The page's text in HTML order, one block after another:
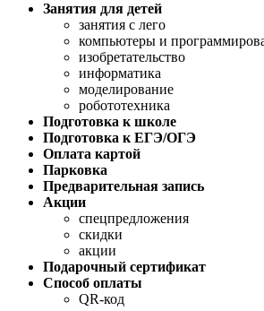
Занятия для детей
занятия с лего
компьютеры и
изобретательство
информатика
моделирование
робототехника
Подготовка к школе
Подготовка к ЕГЭ/ОГЭ
Оплата картой
Парковка
Предварительная запись
Акции
спецпредложения
скидки
акции
Подарочный сертификат
Способ оплаты
QR-код